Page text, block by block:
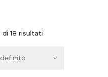
di 18 risultati